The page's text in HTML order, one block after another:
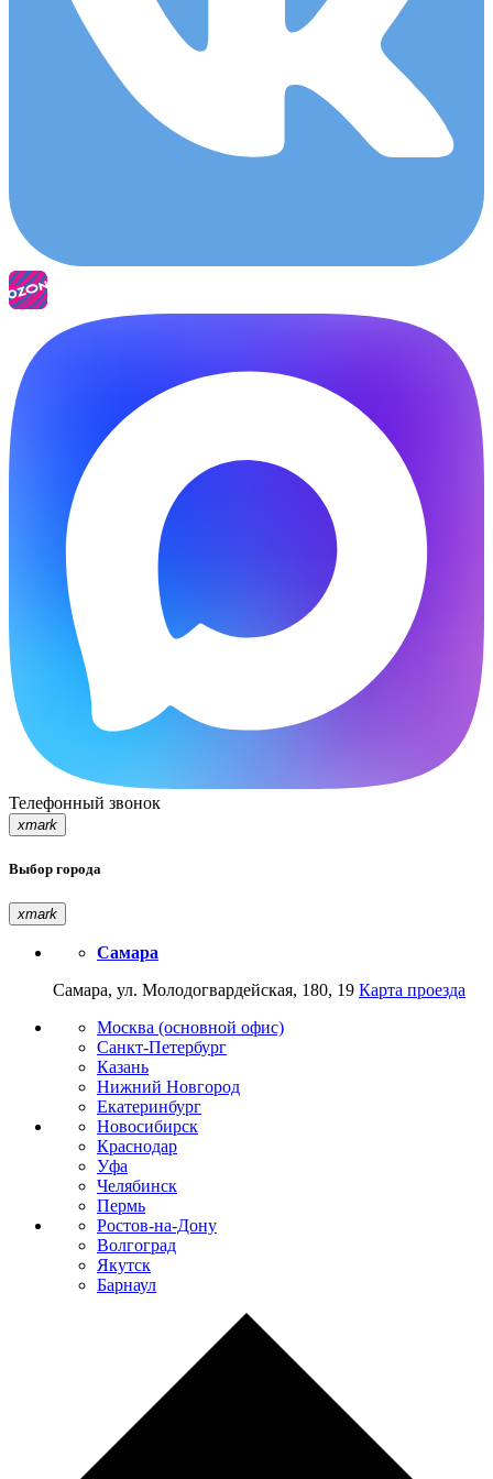
Телефонный звонок
xmark
Выбор города
xmark
Самара
Самара, ул. Молодогвардейская, 180, 19 Карта проезда
Москва (основной офис)
Санкт-Петербург
Казань
Нижний Новгород
Екатеринбург
Новосибирск
Краснодар
Уфа
Челябинск
Пермь
Ростов-на-Дону
Волгоград
Якутск
Барнаул